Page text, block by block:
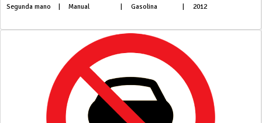
Segunda mano Manual Gasolina 2012